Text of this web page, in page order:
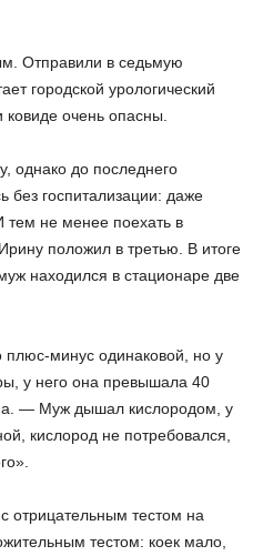
Отправили в седьмую
городской урологический
очень опасны.
однако до последнего
без госпитализации: даже
тем не менее поехать в
положил в третью. В итоге
находился в стационаре две
минус одинаковой, но у
у него она превышала 40
— Муж дышал кислородом, у
кислород не потребовался,
отрицательным тестом на
тестом: коек мало,